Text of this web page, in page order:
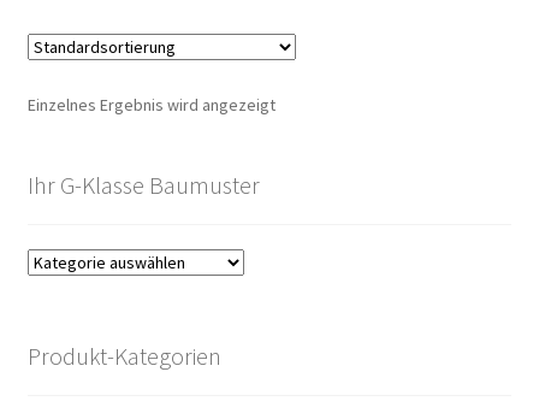
Einzelnes Ergebnis wird angezeigt
Ihr G-Klasse Baumuster
Produkt-Kategorien